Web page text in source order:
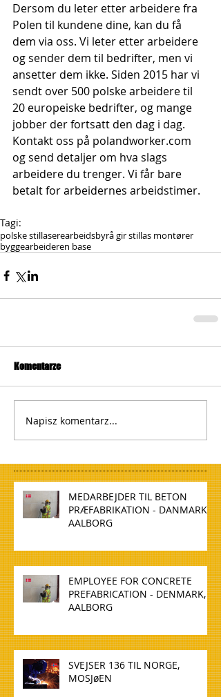
Dersom du leter etter arbeidere fra
Polen til kundene dine, kan du få
dem via oss. Vi leter etter arbeidere
og sender dem til bedrifter, men vi
ansetter dem ikke. Siden 2015 har vi
sendt over 500 polske arbeidere til
20 europeiske bedrifter, og mange
jobber der fortsatt den dag i dag.
Kontakt oss på polandworker.com
og send detaljer om hva slags
arbeidere du trenger. Vi får bare
betalt for arbeidernes arbeidstimer.
Tagi:
polske stillaserearbeidsbyrå gir stillas montører
byggearbeideren base
Komentarze
Napisz komentarz...
MEDARBEJDER TIL BETON
PRÆFABRIKATION - DANMARK,
AALBORG
EMPLOYEE FOR CONCRETE
PREFABRICATION - DENMARK,
AALBORG
SVEJSER 136 TIL NORGE,
MOSJøEN